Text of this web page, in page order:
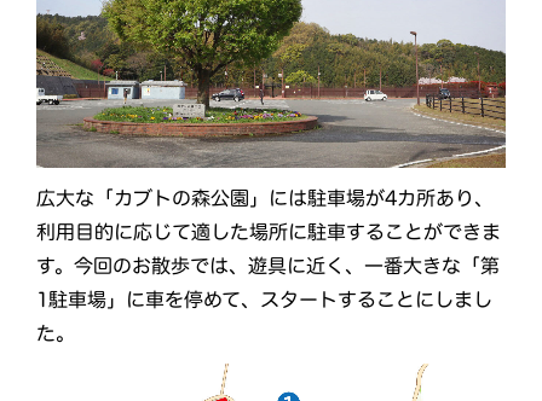
広大な「カブトの森公園」には駐車場が4カ所あり、
利用目的に応じて適した場所に駐車することができま
す。今回のお散歩では、遊具に近く、一番大きな「第
1駐車場」に車を停めて、スタートすることにしまし
た。